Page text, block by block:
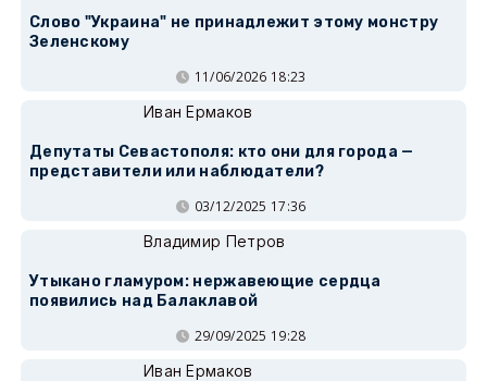
Слово "Украина" не принадлежит этому монстру
Зеленскому
11/06/2026 18:23
Иван Ермаков
Депутаты Севастополя: кто они для города —
представители или наблюдатели?
03/12/2025 17:36
Владимир Петров
Утыкано гламуром: нержавеющие сердца
появились над Балаклавой
29/09/2025 19:28
Иван Ермаков